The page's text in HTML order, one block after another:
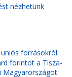
nézhetünk
forrásokról:
forintot a Tisza-
Magyarországot'